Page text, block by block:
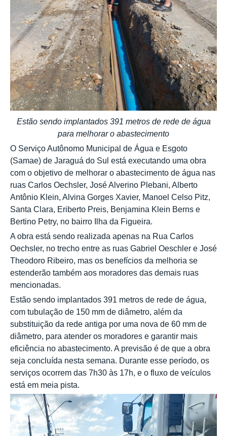
Estão sendo implantados 391 metros de rede de água
para melhorar o abastecimento
O Serviço Autônomo Municipal de Água e Esgoto
(Samae) de Jaraguá do Sul está executando uma obra
com o objetivo de melhorar o abastecimento de água nas
ruas Carlos Oechsler, José Alverino Plebani, Alberto
Antônio Klein, Alvina Gorges Xavier, Manoel Celso Pitz,
Santa Clara, Eriberto Preis, Benjamina Klein Berns e
Bertino Petry, no bairro Ilha da Figueira.
A obra está sendo realizada apenas na Rua Carlos
Oechsler, no trecho entre as ruas Gabriel Oeschler e José
Theodoro Ribeiro, mas os benefícios da melhoria se
estenderão também aos moradores das demais ruas
mencionadas.
Estão sendo implantados 391 metros de rede de água,
com tubulação de 150 mm de diâmetro, além da
substituição da rede antiga por uma nova de 60 mm de
diâmetro, para atender os moradores e garantir mais
eficiência no abastecimento. A previsão é de que a obra
seja concluída nesta semana. Durante esse período, os
serviços ocorrem das 7h30 às 17h, e o fluxo de veículos
está em meia pista.